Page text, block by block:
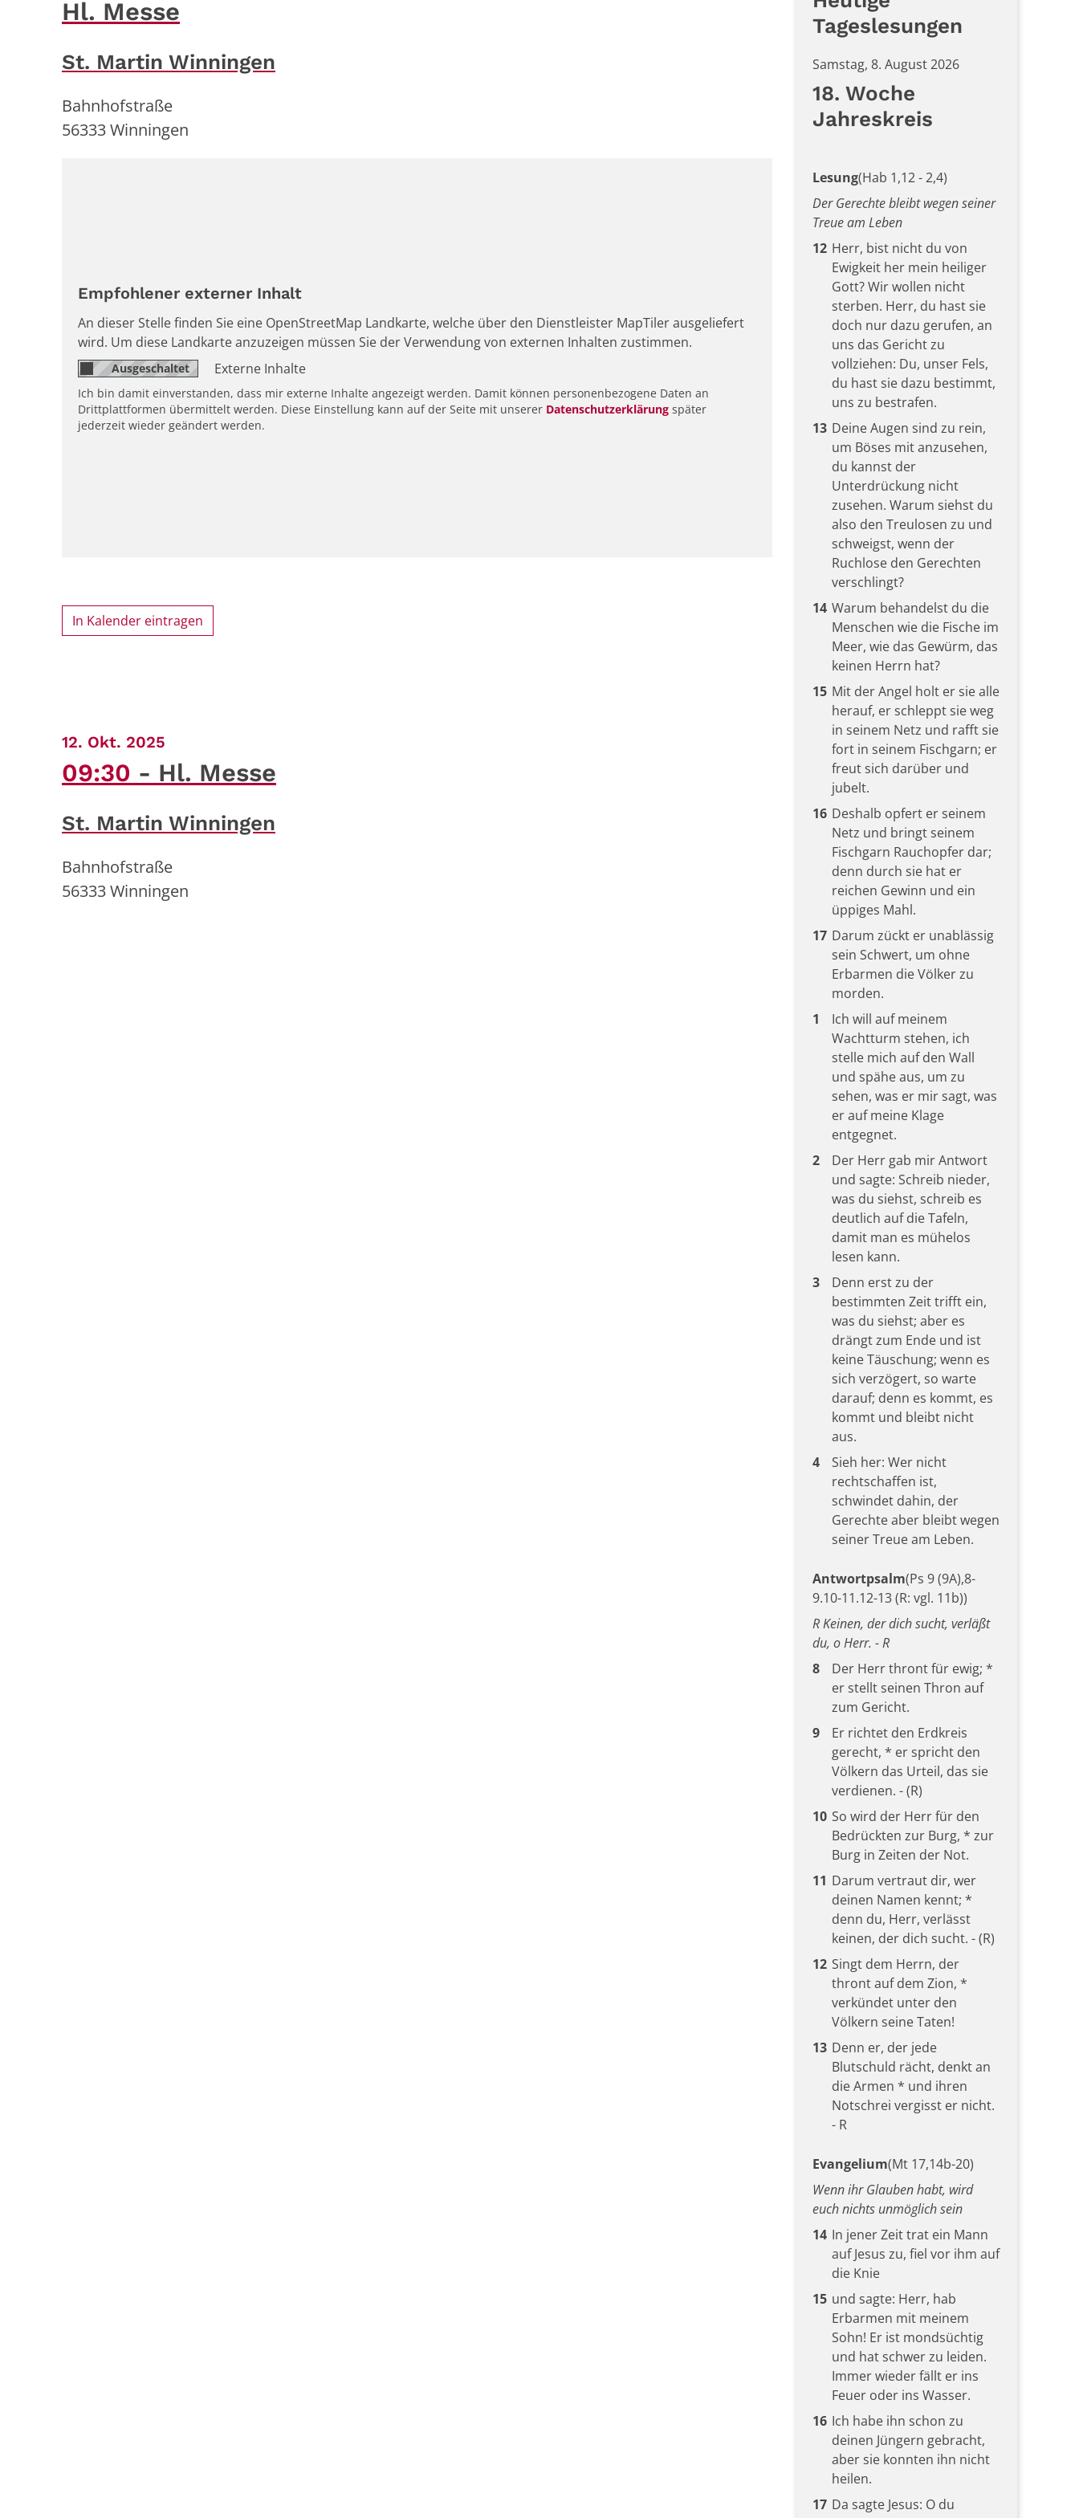
Hl. Messe
St. Martin Winningen
Bahnhofstraße
56333Winningen
Empfohlener externer Inhalt
An dieser Stelle finden Sie eine OpenStreetMap Landkarte, welche über den Dienstleister MapTiler ausgeliefert
wird. Um diese Landkarte anzuzeigen müssen Sie der Verwendung von externen Inhalten zustimmen.
Externe Inhalte
Ich bin damit einverstanden, dass mir externe Inhalte angezeigt werden. Damit können personenbezogene Daten an
Drittplattformen übermittelt werden. Diese Einstellung kann auf der Seite mit unserer Datenschutzerklärung später
jederzeit wieder geändert werden.
In Kalender eintragen
12. Okt. 2025
09:30 Hl. Messe
St. Martin Winningen
Bahnhofstraße
56333Winningen
Tageslesungen
Samstag, 8. August 2026
18. Woche
Jahreskreis
Lesung(Hab 1,12 - 2,4)
Der Gerechte bleibt wegen seiner
Treue am Leben
12 Herr, bist nicht du von
Ewigkeit her mein heiliger
Gott? Wir wollen nicht
sterben. Herr, du hast sie
doch nur dazu gerufen, an
uns das Gericht zu
vollziehen: Du, unser Fels,
du hast sie dazu bestimmt,
uns zu bestrafen.
13 Deine Augen sind zu rein,
um Böses mit anzusehen,
du kannst der
Unterdrückung nicht
zusehen. Warum siehst du
also den Treulosen zu und
schweigst, wenn der
Ruchlose den Gerechten
verschlingt?
14 Warum behandelst du die
Menschen wie die Fische im
Meer, wie das Gewürm, das
keinen Herrn hat?
15 Mit der Angel holt er sie alle
herauf, er schleppt sie weg
in seinem Netz und rafft sie
fort in seinem Fischgarn; er
freut sich darüber und
jubelt.
16 Deshalb opfert er seinem
Netz und bringt seinem
Fischgarn Rauchopfer dar;
denn durch sie hat er
reichen Gewinn und ein
üppiges Mahl.
17 Darum zückt er unablässig
sein Schwert, um ohne
Erbarmen die Völker zu
morden.
1
Ich will auf meinem
Wachtturm stehen, ich
stelle mich auf den Wall
und spähe aus, um zu
sehen, was er mir sagt, was
er auf meine Klage
entgegnet.
2
Der Herr gab mir Antwort
und sagte: Schreib nieder,
was du siehst, schreib es
deutlich auf die Tafeln,
damit man es mühelos
lesen kann.
3
Denn erst zu der
bestimmten Zeit trifft ein,
was du siehst; aber es
drängt zum Ende und ist
keine Täuschung; wenn es
sich verzögert, so warte
darauf; denn es kommt, es
kommt und bleibt nicht
aus.
4
Sieh her: Wer nicht
rechtschaffen ist,
schwindet dahin, der
Gerechte aber bleibt wegen
seiner Treue am Leben.
Antwortpsalm(Ps 9 (9A),8-
9.10-11.12-13 (R: vgl. 11b))
R Keinen, der dich sucht, verläßt
du, o Herr. - R
8
Der Herr thront für ewig; *
er stellt seinen Thron auf
zum Gericht.
9
Er richtet den Erdkreis
gerecht, * er spricht den
Völkern das Urteil, das sie
verdienen. - (R)
10 So wird der Herr für den
Bedrückten zur Burg, * zur
Burg in Zeiten der Not.
11 Darum vertraut dir, wer
deinen Namen kennt; *
denn du, Herr, verlässt
keinen, der dich sucht. - (R)
12 Singt dem Herrn, der
thront auf dem Zion, *
verkündet unter den
Völkern seine Taten!
13 Denn er, der jede
Blutschuld rächt, denkt an
die Armen * und ihren
Notschrei vergisst er nicht.
- R
Evangelium(Mt 17,14b-20)
Wenn ihr Glauben habt, wird
euch nichts unmöglich sein
14 In jener Zeit trat ein Mann
auf Jesus zu, fiel vor ihm auf
die Knie
15 und sagte: Herr, hab
Erbarmen mit meinem
Sohn! Er ist mondsüchtig
und hat schwer zu leiden.
Immer wieder fällt er ins
Feuer oder ins Wasser.
16 Ich habe ihn schon zu
deinen Jüngern gebracht,
aber sie konnten ihn nicht
heilen.
17 Da sagte Jesus: O du